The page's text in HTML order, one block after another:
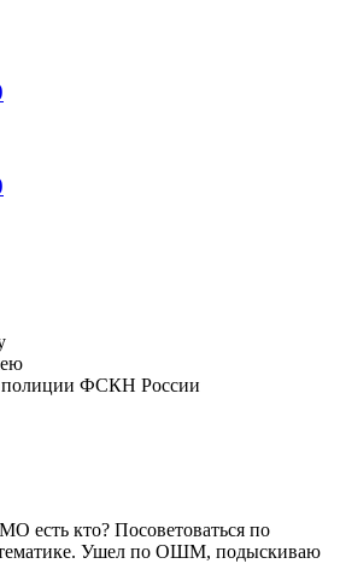
полиции ФСКН России
есть кто? Посоветоваться по
тематике. Ушел по ОШМ, подыскиваю